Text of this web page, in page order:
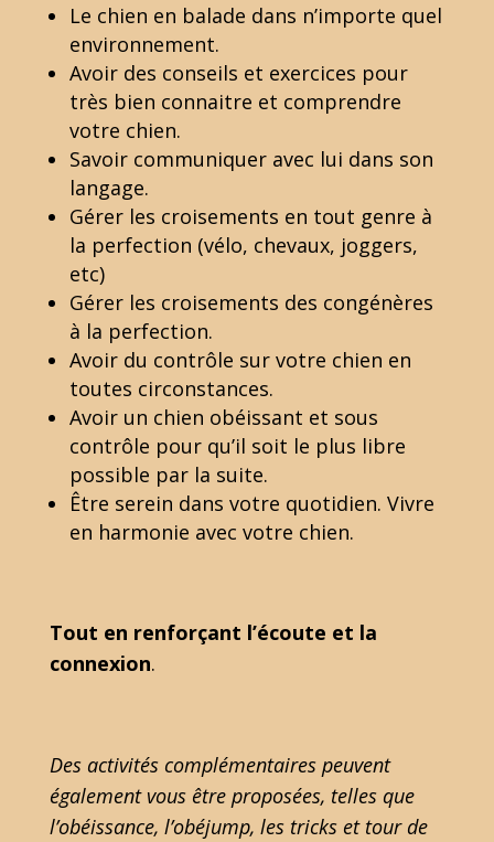
Le chien en balade dans n’importe quel
environnement.
Avoir des conseils et exercices pour
très bien connaitre et comprendre
votre chien.
Savoir communiquer avec lui dans son
langage.
Gérer les croisements en tout genre à
la perfection (vélo, chevaux, joggers,
etc)
Gérer les croisements des congénères
à la perfection.
Avoir du contrôle sur votre chien en
toutes circonstances.
Avoir un chien obéissant et sous
contrôle pour qu’il soit le plus libre
possible par la suite.
Être serein dans votre quotidien. Vivre
en harmonie avec votre chien.
Tout en renforçant l’écoute et la
connexion.
Des activités complémentaires peuvent
également vous être proposées, telles que
l’obéissance, l’obéjump, les tricks et tour de